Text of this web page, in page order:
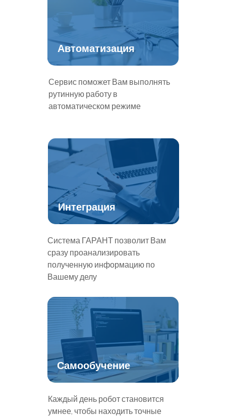
Каждый день робот становится
умнее, чтобы находить точные
Самообучение
Система ГАРАНТ позволит Вам
сразу проанализировать
полученную информацию по
Вашему делу
Интеграция
Сервис поможет Вам выполнять
рутинную работу в
автоматическом режиме
Автоматизация